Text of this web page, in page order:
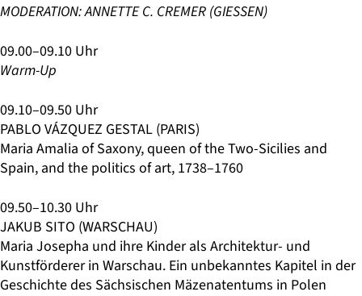
MODERATION: ANNETTE C. CREMER (GIESSEN)
09.00–09.10 Uhr
Warm-Up
09.10–09.50 Uhr
PABLO VÁZQUEZ GESTAL (PARIS)
Maria Amalia of Saxony, queen of the Two-Sicilies and
Spain, and the politics of art, 1738–1760
09.50–10.30 Uhr
JAKUB SITO (WARSCHAU)
Maria Josepha und ihre Kinder als Architektur- und
Kunstförderer in Warschau. Ein unbekanntes Kapitel in der
Geschichte des Sächsischen Mäzenatentums in Polen